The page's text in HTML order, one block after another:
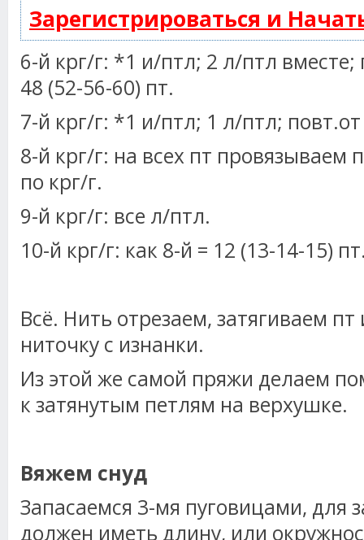
Зарегистрироваться и
6-й крг/г: *1 и/птл; 2 л/птл вместе;
48 (52-56-60) пт.
7-й крг/г: *1 и/птл; 1 л/птл;
8-й крг/г: на всех пт провязываем
по крг/г.
9-й крг/г: все л/птл.
10-й крг/г: как 8-й = 12 (13-14-15)
Всё. Нить отрезаем, затягиваем
ниточку с изнанки.
Из этой же самой пряжи делаем
к затянутым петлям на верхушке.
Вяжем снуд
Запасаемся 3-мя пуговицами, для
должен иметь длину, или